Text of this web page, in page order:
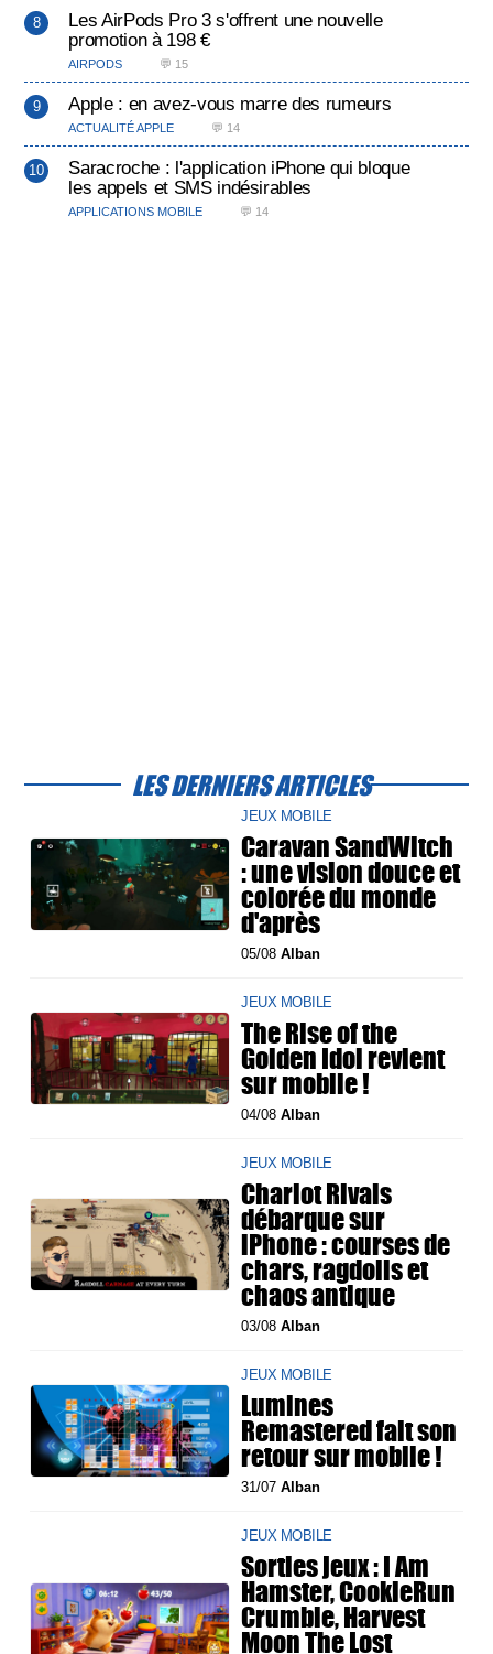
Les AirPods Pro 3 s'offrent une nouvelle
promotion à 198 €
AIRPODS 💬 15
Apple : en avez-vous marre des rumeurs
ACTUALITÉ APPLE 💬 14
Saracroche : l'application iPhone qui bloque
les appels et SMS indésirables
APPLICATIONS MOBILE 💬 14
LES DERNIERS ARTICLES
JEUX MOBILE
Caravan SandWitch
: une vision douce et
colorée du monde
d'après
05/08Alban
JEUX MOBILE
The Rise of the
Golden Idol revient
sur mobile !
04/08Alban
JEUX MOBILE
Chariot Rivals
débarque sur
iPhone : courses de
chars, ragdolls et
chaos antique
03/08Alban
JEUX MOBILE
Lumines
Remastered fait son
retour sur mobile !
31/07Alban
JEUX MOBILE
Sorties jeux : I Am
Hamster, CookieRun
Crumble, Harvest
Moon The Lost